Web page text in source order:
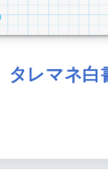
タレマネ白